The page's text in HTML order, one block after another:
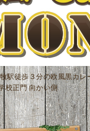
駅徒歩３分の欧風黒カ
校正門 向かい側